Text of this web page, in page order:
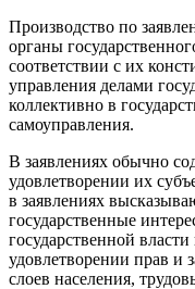
Производство по
органы
соответствии с их
управления делами
коллективно в
самоуправления.
В заявлениях обычно
удовлетворении их
в заявлениях
государственные
государственной
удовлетворении прав и
слоев населения,